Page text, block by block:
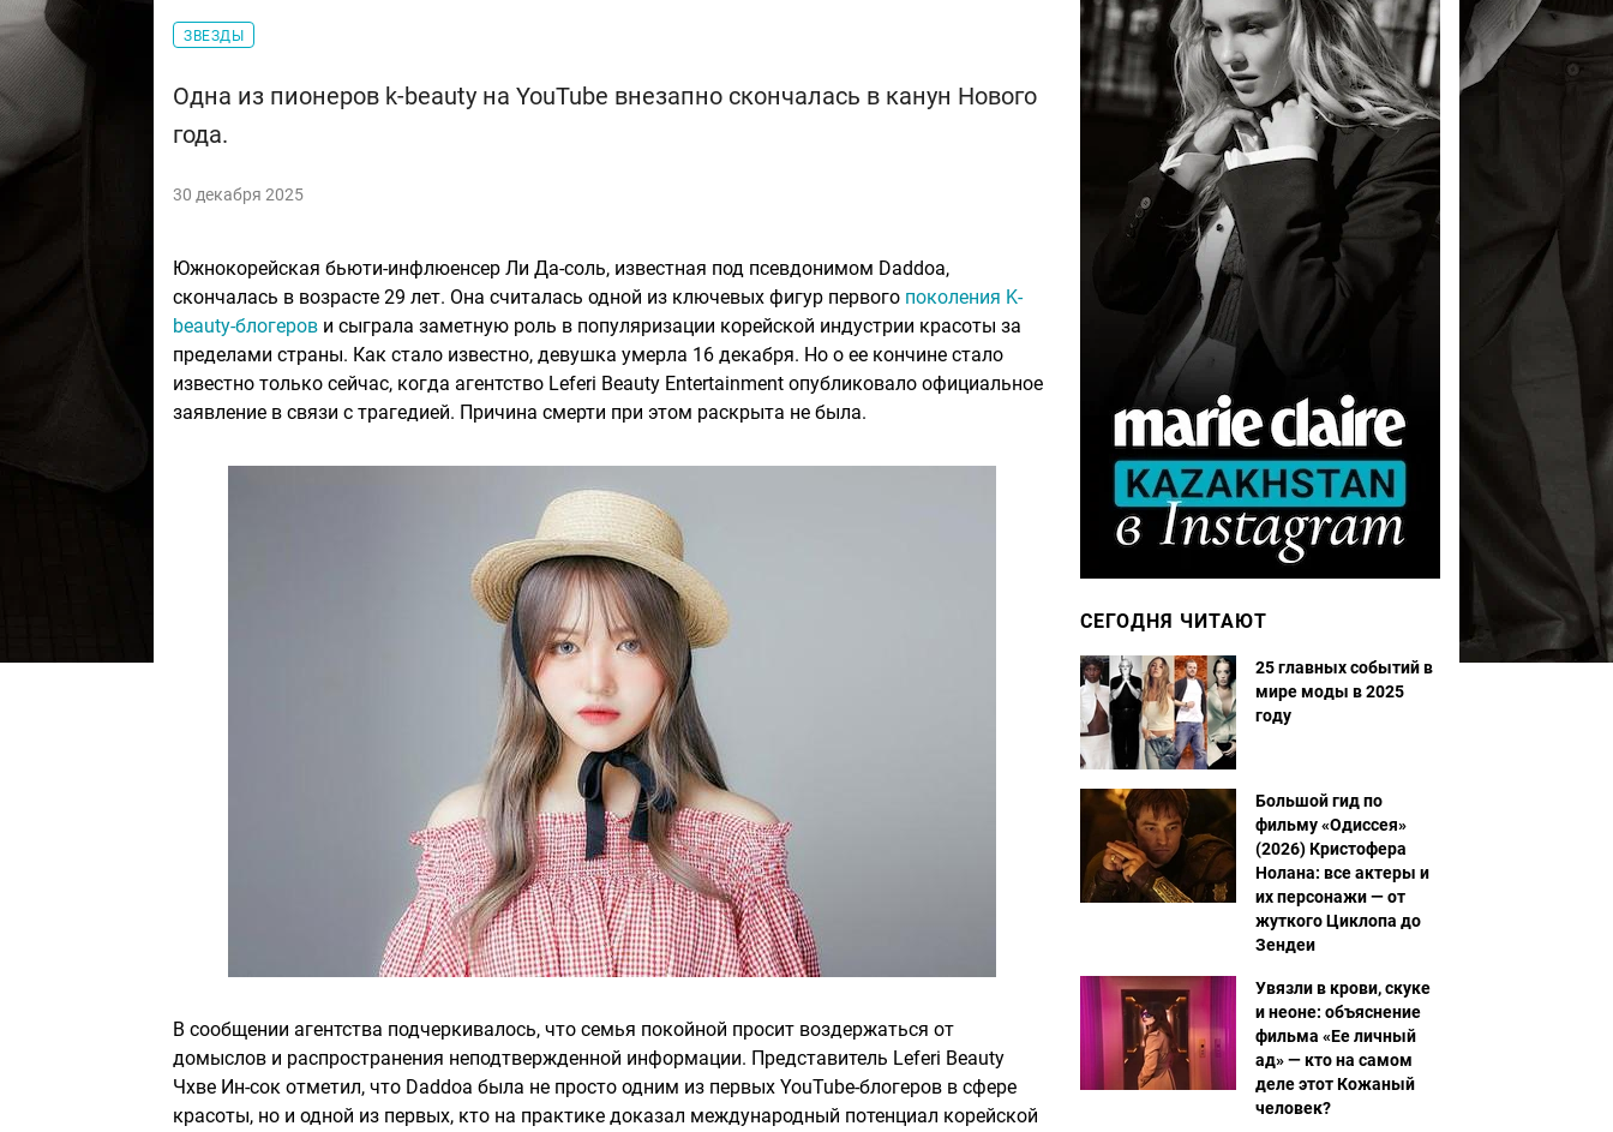
ЗВЕЗДЫ
Одна из пионеров k-beauty на YouTube внезапно скончалась в канун Нового
года.
30 декабря 2025
Южнокорейская бьюти-инфлюенсер Ли Да-соль, известная под псевдонимом Daddoa,
скончалась в возрасте 29 лет. Она считалась одной из ключевых фигур первого поколения K-
beauty-блогеров и сыграла заметную роль в популяризации корейской индустрии красоты за
пределами страны. Как стало известно, девушка умерла 16 декабря. Но о ее кончине стало
известно только сейчас, когда агентство Leferi Beauty Entertainment опубликовало официальное
заявление в связи с трагедией. Причина смерти при этом раскрыта не была.
В сообщении агентства подчеркивалось, что семья покойной просит воздержаться от
домыслов и распространения неподтвержденной информации. Представитель Leferi Beauty
Чхве Ин-сок отметил, что Daddoa была не просто одним из первых YouTube-блогеров в сфере
красоты, но и одной из первых, кто на практике доказал международный потенциал корейской
СЕГОДНЯ ЧИТАЮТ
25 главных событий в
мире моды в 2025
году
Большой гид по
фильму «Одиссея»
(2026) Кристофера
Нолана: все актеры и
их персонажи — от
жуткого Циклопа до
Зендеи
Увязли в крови, скуке
и неоне: объяснение
фильма «Ее личный
ад» — кто на самом
деле этот Кожаный
человек?